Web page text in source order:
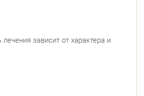
зависит от характера и